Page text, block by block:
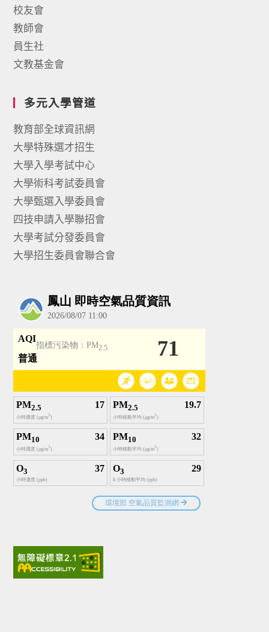
校友會
教師會
員生社
文教基金會
多元入學管道
教育部全球資訊網
大學特殊選才招生
大學入學考試中心
大學術科考試委員會
大學甄選入學委員會
四技申請入學聯招會
大學考試分發委員會
大學招生委員會聯合會